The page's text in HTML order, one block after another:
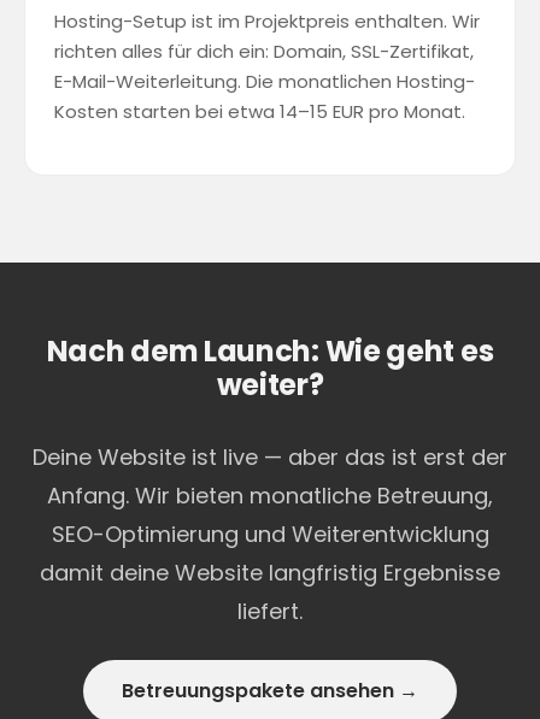
Hosting-Setup ist im Projektpreis enthalten. Wir
richten alles für dich ein: Domain, SSL-Zertifikat,
E-Mail-Weiterleitung. Die monatlichen Hosting-
Kosten starten bei etwa 14–15 EUR pro Monat.
Nach dem Launch: Wie geht es
weiter?
Deine Website ist live — aber das ist erst der
Anfang. Wir bieten monatliche Betreuung,
SEO-Optimierung und Weiterentwicklung
damit deine Website langfristig Ergebnisse
liefert.
Betreuungspakete ansehen →